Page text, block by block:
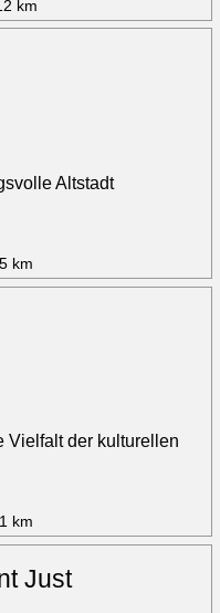
km
Altstadt
km
Vielfalt der kulturellen
km
Just